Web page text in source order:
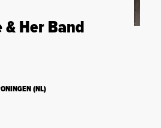
& Her Band
(NL)